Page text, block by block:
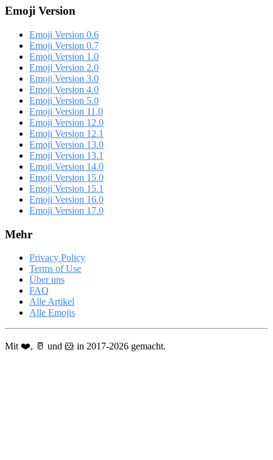
Emoji Version
Emoji Version 0.6
Emoji Version 0.7
Emoji Version 1.0
Emoji Version 2.0
Emoji Version 3.0
Emoji Version 4.0
Emoji Version 5.0
Emoji Version 11.0
Emoji Version 12.0
Emoji Version 12.1
Emoji Version 13.0
Emoji Version 13.1
Emoji Version 14.0
Emoji Version 15.0
Emoji Version 15.1
Emoji Version 16.0
Emoji Version 17.0
Mehr
Privacy Policy
Terms of Use
Über uns
FAQ
Alle Artikel
Alle Emojis
Mit ❤️, 🥛 und 🐹 in 2017-2026 gemacht.